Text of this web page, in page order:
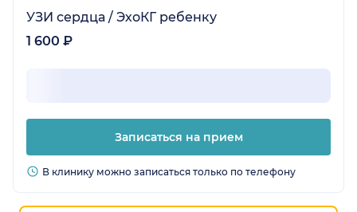
УЗИ сердца / ЭхоКГ ребенку
1 600 ₽
Записаться на прием
В клинику можно записаться только по телефону